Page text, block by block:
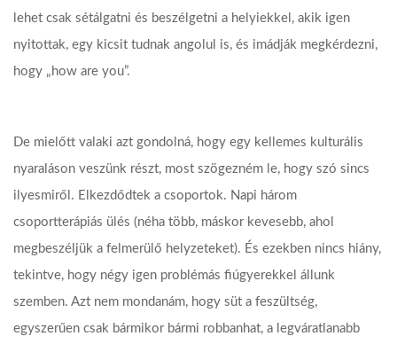
lehet csak sétálgatni és beszélgetni a helyiekkel, akik igen
nyitottak, egy kicsit tudnak angolul is, és imádják megkérdezni,
hogy „how are you”.
De mielőtt valaki azt gondolná, hogy egy kellemes kulturális
nyaraláson veszünk részt, most szögezném le, hogy szó sincs
ilyesmiről. Elkezdődtek a csoportok. Napi három
csoportterápiás ülés (néha több, máskor kevesebb, ahol
megbeszéljük a felmerülő helyzeteket). És ezekben nincs hiány,
tekintve, hogy négy igen problémás fiúgyerekkel állunk
szemben. Azt nem mondanám, hogy süt a feszültség,
egyszerűen csak bármikor bármi robbanhat, a legváratlanabb